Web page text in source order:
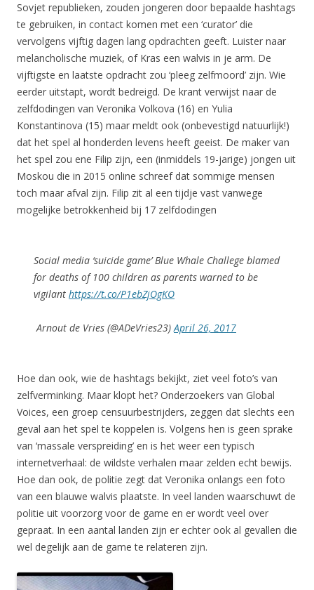
Sovjet republieken, zouden jongeren door bepaalde hashtags
te gebruiken, in contact komen met een ‘curator’ die
vervolgens vijftig dagen lang opdrachten geeft. Luister naar
melancholische muziek, of Kras een walvis in je arm. De
vijftigste en laatste opdracht zou ‘pleeg zelfmoord’ zijn. Wie
eerder uitstapt, wordt bedreigd. De krant verwijst naar de
zelfdodingen van Veronika Volkova (16) en Yulia
Konstantinova (15) maar meldt ook (onbevestigd natuurlijk!)
dat het spel al honderden levens heeft geeist. De maker van
het spel zou ene Filip zijn, een (inmiddels 19-jarige) jongen uit
Moskou die in 2015 online schreef dat sommige mensen
toch maar afval zijn. Filip zit al een tijdje vast vanwege
mogelijke betrokkenheid bij 17 zelfdodingen
Social media ‘suicide game’ Blue Whale Challege blamed
for deaths of 100 children as parents warned to be
vigilant https://t.co/P1ebZjOgKO
Arnout de Vries (@ADeVries23)April 26, 2017
Hoe dan ook, wie de hashtags bekijkt, ziet veel foto’s van
zelfverminking. Maar klopt het? Onderzoekers van Global
Voices, een groep censuurbestrijders, zeggen dat slechts een
geval aan het spel te koppelen is. Volgens hen is geen sprake
van ‘massale verspreiding’ en is het weer een typisch
internetverhaal: de wildste verhalen maar zelden echt bewijs.
Hoe dan ook, de politie zegt dat Veronika onlangs een foto
van een blauwe walvis plaatste. In veel landen waarschuwt de
politie uit voorzorg voor de game en er wordt veel over
gepraat. In een aantal landen zijn er echter ook al gevallen die
wel degelijk aan de game te relateren zijn.